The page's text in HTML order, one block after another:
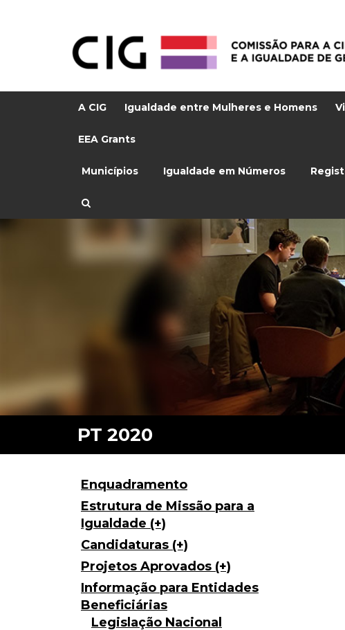
A CIG Igualdade entre Mulheres e Homens
EEA Grants
Municípios Igualdade em Números
Enquadramento
Estrutura de Missão para a
Igualdade (+)
Candidaturas (+)
Projetos Aprovados (+)
Informação para Entidades
Beneficiárias
Legislação Nacional